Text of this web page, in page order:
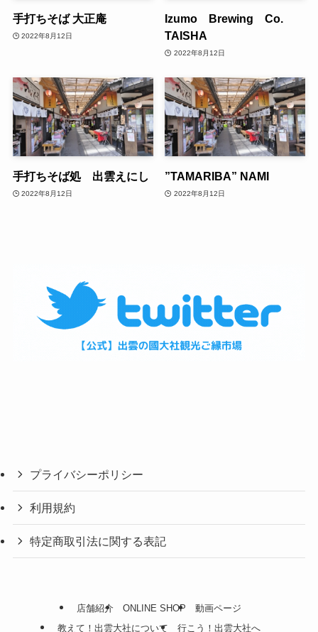
手打ちそば 大正庵
2022年8月12日
Izumo Brewing Co.
TAISHA
2022年8月12日
手打ちそば処 出雲えにし
2022年8月12日
”TAMARIBA” NAMI
2022年8月12日
プライバシーポリシー
利用規約
特定商取引法に関する表記
店舗紹介 ONLINE SHOP
動画ページ
教えて！出雲大社について
行こう！出雲大社へ